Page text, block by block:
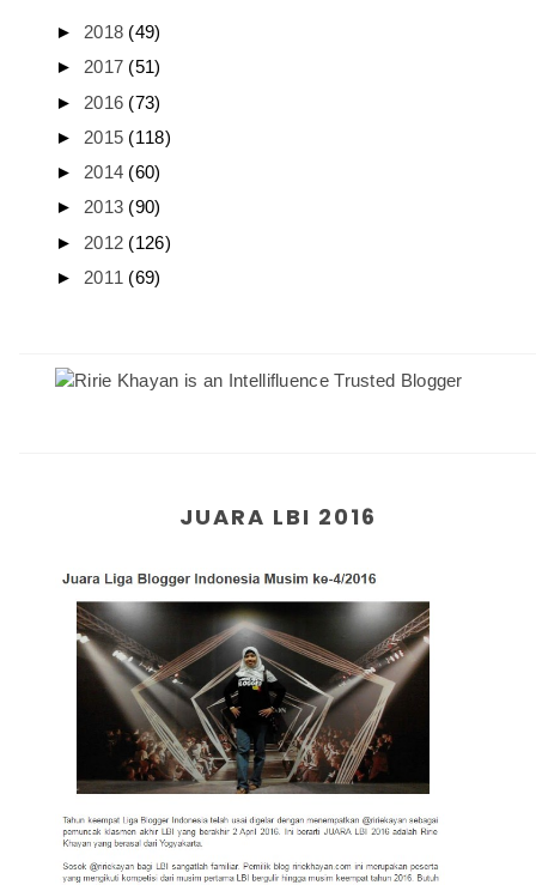
► 2018 (49)
► 2017 (51)
► 2016 (73)
► 2015 (118)
► 2014 (60)
► 2013 (90)
► 2012 (126)
► 2011 (69)
JUARA LBI 2016